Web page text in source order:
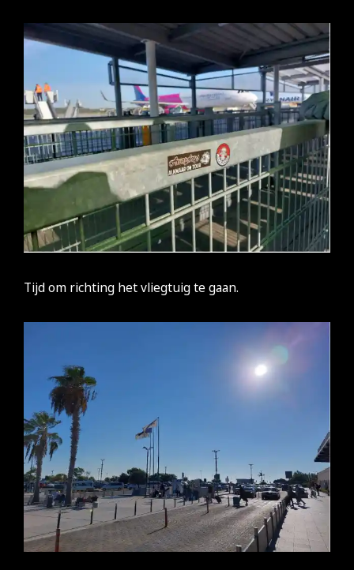
Tijd om richting het vliegtuig te gaan.